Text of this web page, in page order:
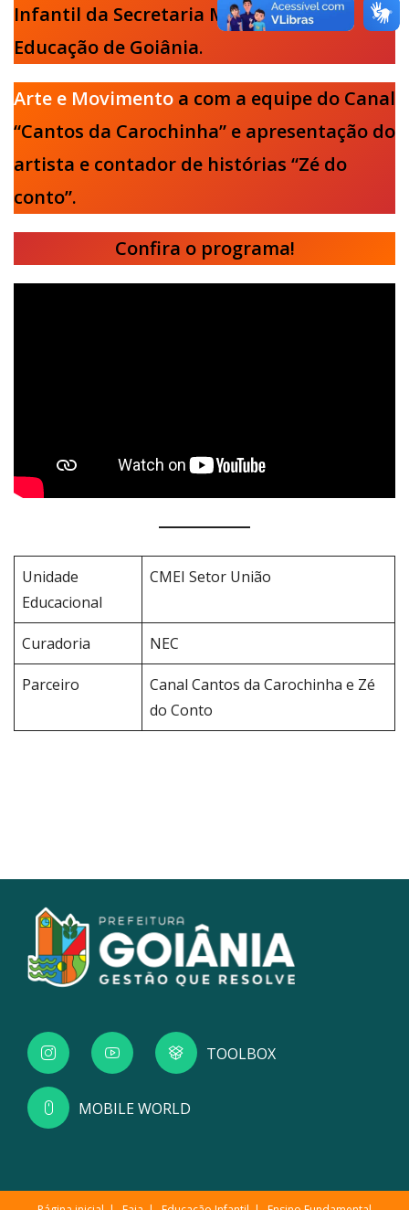
Infantil da Secretaria Municipal de
Educação de Goiânia.
Arte e Movimento a com a equipe do Canal
“Cantos da Carochinha” e apresentação do
artista e contador de histórias “Zé do
conto”.
Confira o programa!
Unidade
Educacional
CMEI Setor União
Curadoria NEC
Parceiro
Canal Cantos da Carochinha e Zé
do Conto
TOOLBOX
MOBILE WORLD